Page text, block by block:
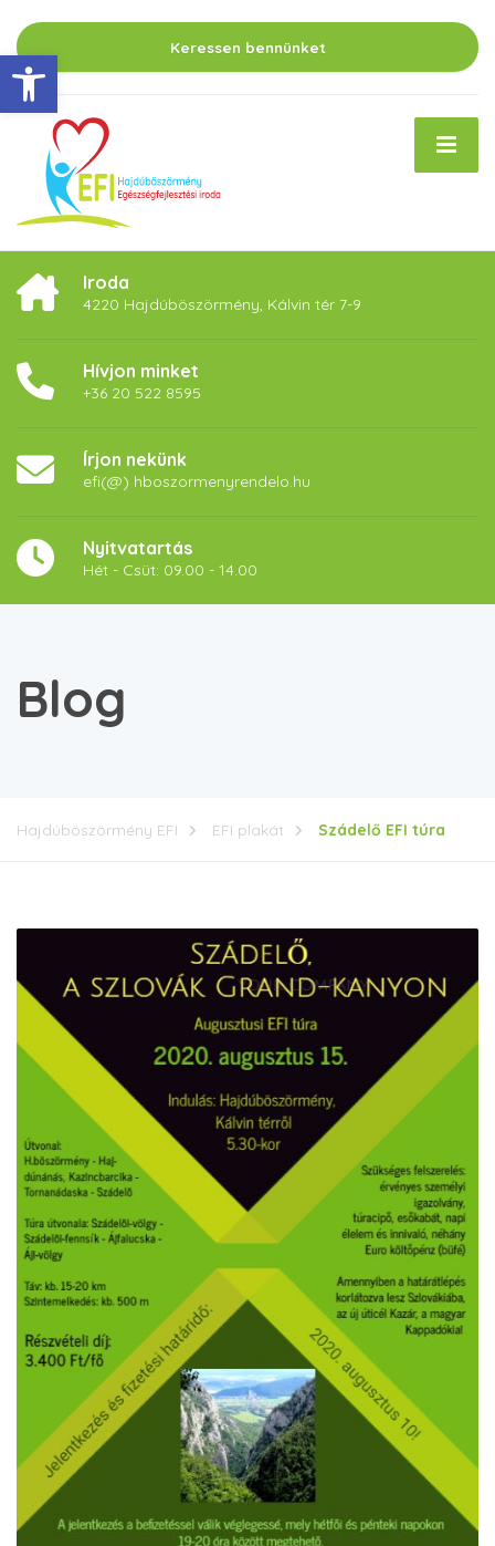
Eszköztár megnyitása
Keressen bennünket
Iroda
4220 Hajdúböszörmény, Kálvin tér 7-9
Hívjon minket
+36 20 522 8595
Írjon nekünk
efi(@) hboszormenyrendelo.hu
Nyitvatartás
Hét - Csüt: 09.00 - 14.00
Blog
Hajdúböszörmény EFI EFI plakát Szádelő EFI túra